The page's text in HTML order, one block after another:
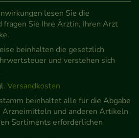
lesen Sie die
fragen Sie Ihre Ärztin, Ihren Arzt
beinhalten die gesetzlich
und verstehen sich
Versandkosten
beinhaltet alle für die Abgabe
Arzneimitteln und anderen Artikeln
Sortiments erforderlichen